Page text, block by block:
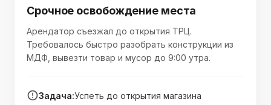
Срочное освобождение места
Арендатор съезжал до открытия ТРЦ.
Требовалось быстро разобрать конструкции из
МДФ, вывезти товар и мусор до 9:00 утра.
Задача:Успеть до открытия магазина